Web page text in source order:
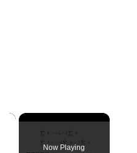
×
Now Playing